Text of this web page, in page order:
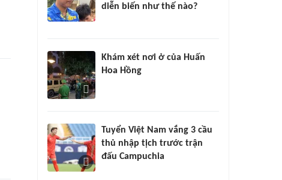
diễn biến như thế nào?
Khám xét nơi ở của Huấn
Hoa Hồng
Tuyển Việt Nam vắng 3 cầu
thủ nhập tịch trước trận
đấu Campuchia